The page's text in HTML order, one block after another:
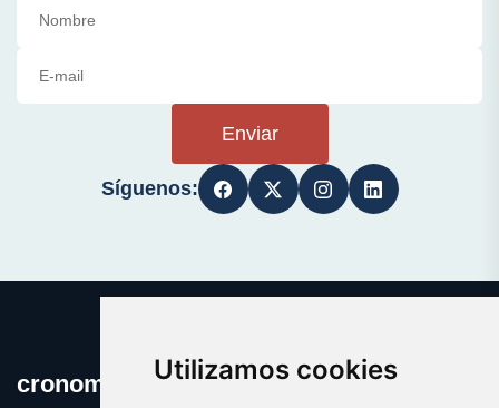
Utilizamos cookies
Enviar
Síguenos:
cronometro.es